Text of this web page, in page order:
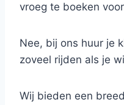
vroeg te boeken
Nee, bij ons huur je
zoveel rijden als je
Wij bieden een